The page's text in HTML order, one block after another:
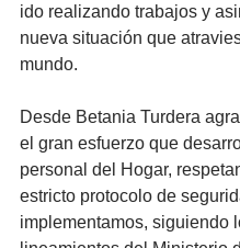
ido realizando trabajos y
nueva situación que
mundo.
Desde Betania Turdera
el gran esfuerzo que
personal del Hogar,
estricto protocolo de
implementamos, siguiendo